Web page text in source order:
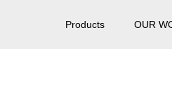
Products OUR